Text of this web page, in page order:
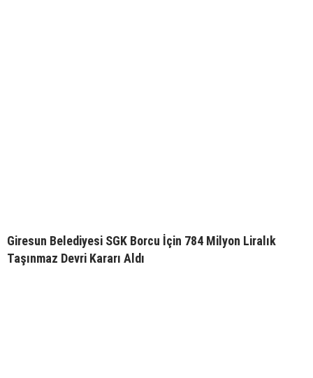
Giresun Belediyesi SGK Borcu İçin 784 Milyon Liralık
Taşınmaz Devri Kararı Aldı